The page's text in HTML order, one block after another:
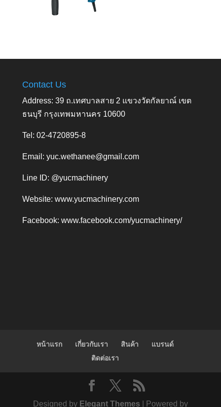
Contact Us
Address: 39 ถ.เทศบาลสาย 2 แขวงวัดกัลยาณ์ เขต
ธนบุรี กรุงเทพมหานคร 10600
Tel: 02-4720895-8
Email: yuc.wethanee@gmail.com
Line ID: @yucmachinery
Website: www.yucmachinery.com
Facebook: www.facebook.com/yucmachinery/
หน้าแรก เกี่ยวกับเรา สินค้า
แบรนด์
ติดต่อเรา
Designed by Elegant Themes | Powered by